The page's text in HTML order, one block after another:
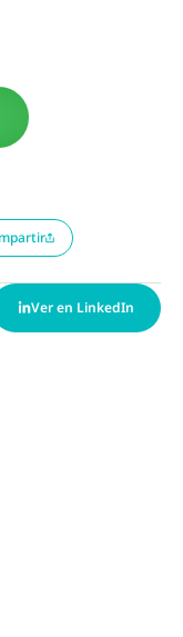
Ver en LinkedIn